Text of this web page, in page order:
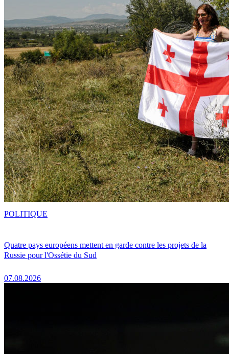
Quatre pays européens mettent en garde contre les projets de la
Russie pour l'Ossétie du Sud
07.08.2026
POLITIQUE